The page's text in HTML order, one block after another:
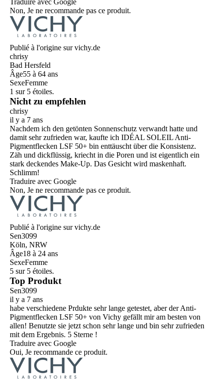
Non, Je ne recommande pas ce produit.
Publié à l'origine sur vichy.de
chrisy
Bad Hersfeld
Âge55 à 64 ans
SexeFemme
1 sur 5 étoiles.
Nicht zu empfehlen
chrisy
il y a 7 ans
Nachdem ich den getönten Sonnenschutz verwandt hatte und
damit sehr zufrieden war, kaufte ich IDÉAL SOLEIL Anti-
Pigmentflecken LSF 50+ bin enttäuscht über die Konsistenz.
Zäh und dickflüssig, kriecht in die Poren und ist eigentlich ein
stark deckendes Make-Up. Das Gesicht wird maskenhaft.
Schlimm!
Traduire avec Google
Non, Je ne recommande pas ce produit.
Publié à l'origine sur vichy.de
Sen3099
Köln, NRW
Âge18 à 24 ans
SexeFemme
5 sur 5 étoiles.
Top Produkt
Sen3099
il y a 7 ans
habe verschiedene Prdukte sehr lange getestet, aber der Anti-
Pigmentflecken LSF 50+ von Vichy gefällt mir am besten von
allen! Benutzte sie jetzt schon sehr lange und bin sehr zufrieden
mit dem Ergebnis. 5 Sterne !
Traduire avec Google
Oui, Je recommande ce produit.